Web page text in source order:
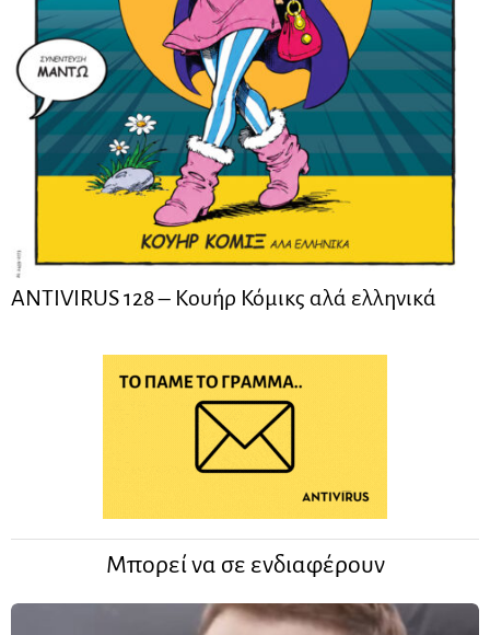
ANTIVIRUS 128 – Kουήρ Κόμικς αλά ελληνικά
Μπορεί να σε ενδιαφέρουν